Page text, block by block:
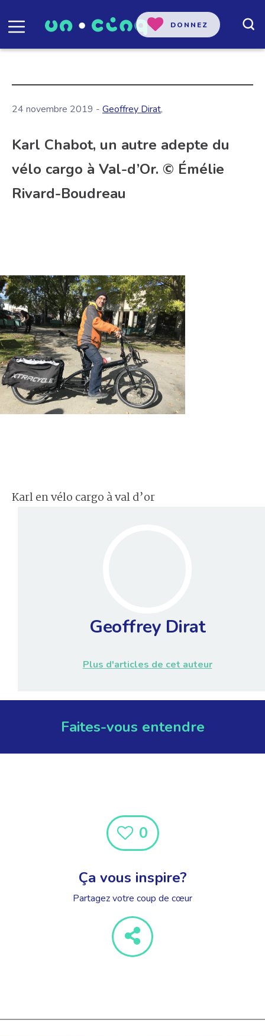
DONNEZ
24 novembre 2019 - Geoffrey Dirat,
Karl Chabot, un autre adepte du
vélo cargo à Val-d’Or. © Émélie
Rivard-Boudreau
Karl en vélo cargo à val d’or
Geoffrey Dirat
Plus d'articles de cet auteur
Faites-vous entendre
0
Ça vous inspire?
Partagez votre coup de cœur